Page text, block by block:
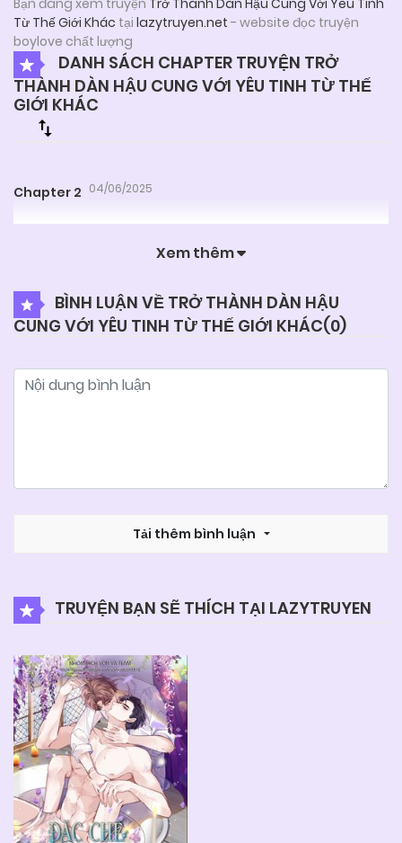
Từ Thế Giới Khác tại lazytruyen.net - website đọc truyện
boylove chất lượng
DANH SÁCH CHAPTER TRUYỆN TRỞ
THÀNH DÀN HẬU CUNG VỚI YÊU TINH TỪ THẾ
GIỚI KHÁC
Chapter 2 04/06/2025
Xem thêm
BÌNH LUẬN VỀ TRỞ THÀNH DÀN HẬU
CUNG VỚI YÊU TINH TỪ THẾ GIỚI KHÁC(0)
Tải thêm bình luận
TRUYỆN BẠN SẼ THÍCH TẠI LAZYTRUYEN